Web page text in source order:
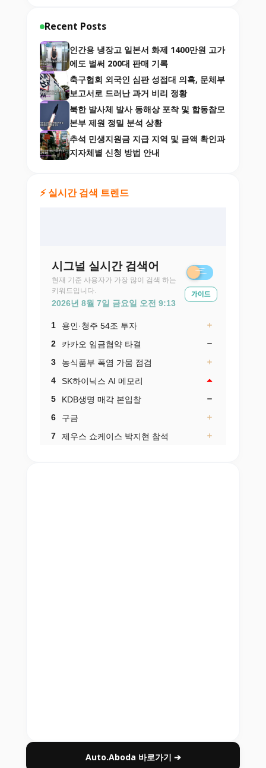
Recent Posts
인간용 냉장고 일본서 화제 1400만원 고가
에도 벌써 200대 판매 기록
축구협회 외국인 심판 성접대 의혹, 문체부
보고서로 드러난 과거 비리 정황
북한 발사체 발사 동해상 포착 및 합동참모
본부 제원 정밀 분석 상황
추석 민생지원금 지급 지역 및 금액 확인과
지자체별 신청 방법 안내
⚡ 실시간 검색 트렌드
Auto.Aboda 바로가기 ➔